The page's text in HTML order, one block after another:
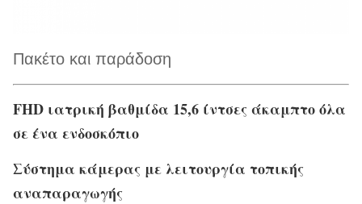
Πακέτο και παράδοση
FHD ιατρική βαθμίδα 15,6 ίντσες άκαμπτο όλα
σε ένα ενδοσκόπιο
Σύστημα κάμερας με λειτουργία τοπικής
αναπαραγωγής